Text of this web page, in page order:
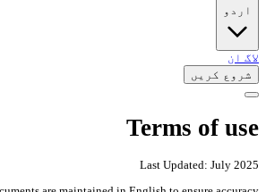
اردو
لاگ ان
شروع کریں
Terms of use
Last Updated: July 2025